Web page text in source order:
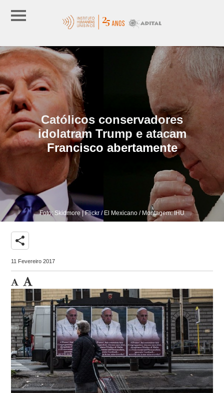
Católicos conservadores
idolatram Trump e atacam
Francisco abertamente
Foto: Skidmore | Flickr / El Mexicano / Montagem: IHU
share
11 Fevereiro 2017